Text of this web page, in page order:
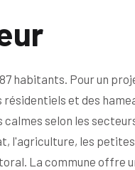
habitants. Pour un
et des
selon les
l'agriculture, les
La commune offre